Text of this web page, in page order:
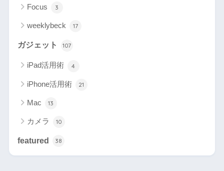
Focus 3
weeklybeck 17
ガジェット 107
iPad活用術 4
iPhone活用術 21
Mac 13
カメラ 10
featured 38